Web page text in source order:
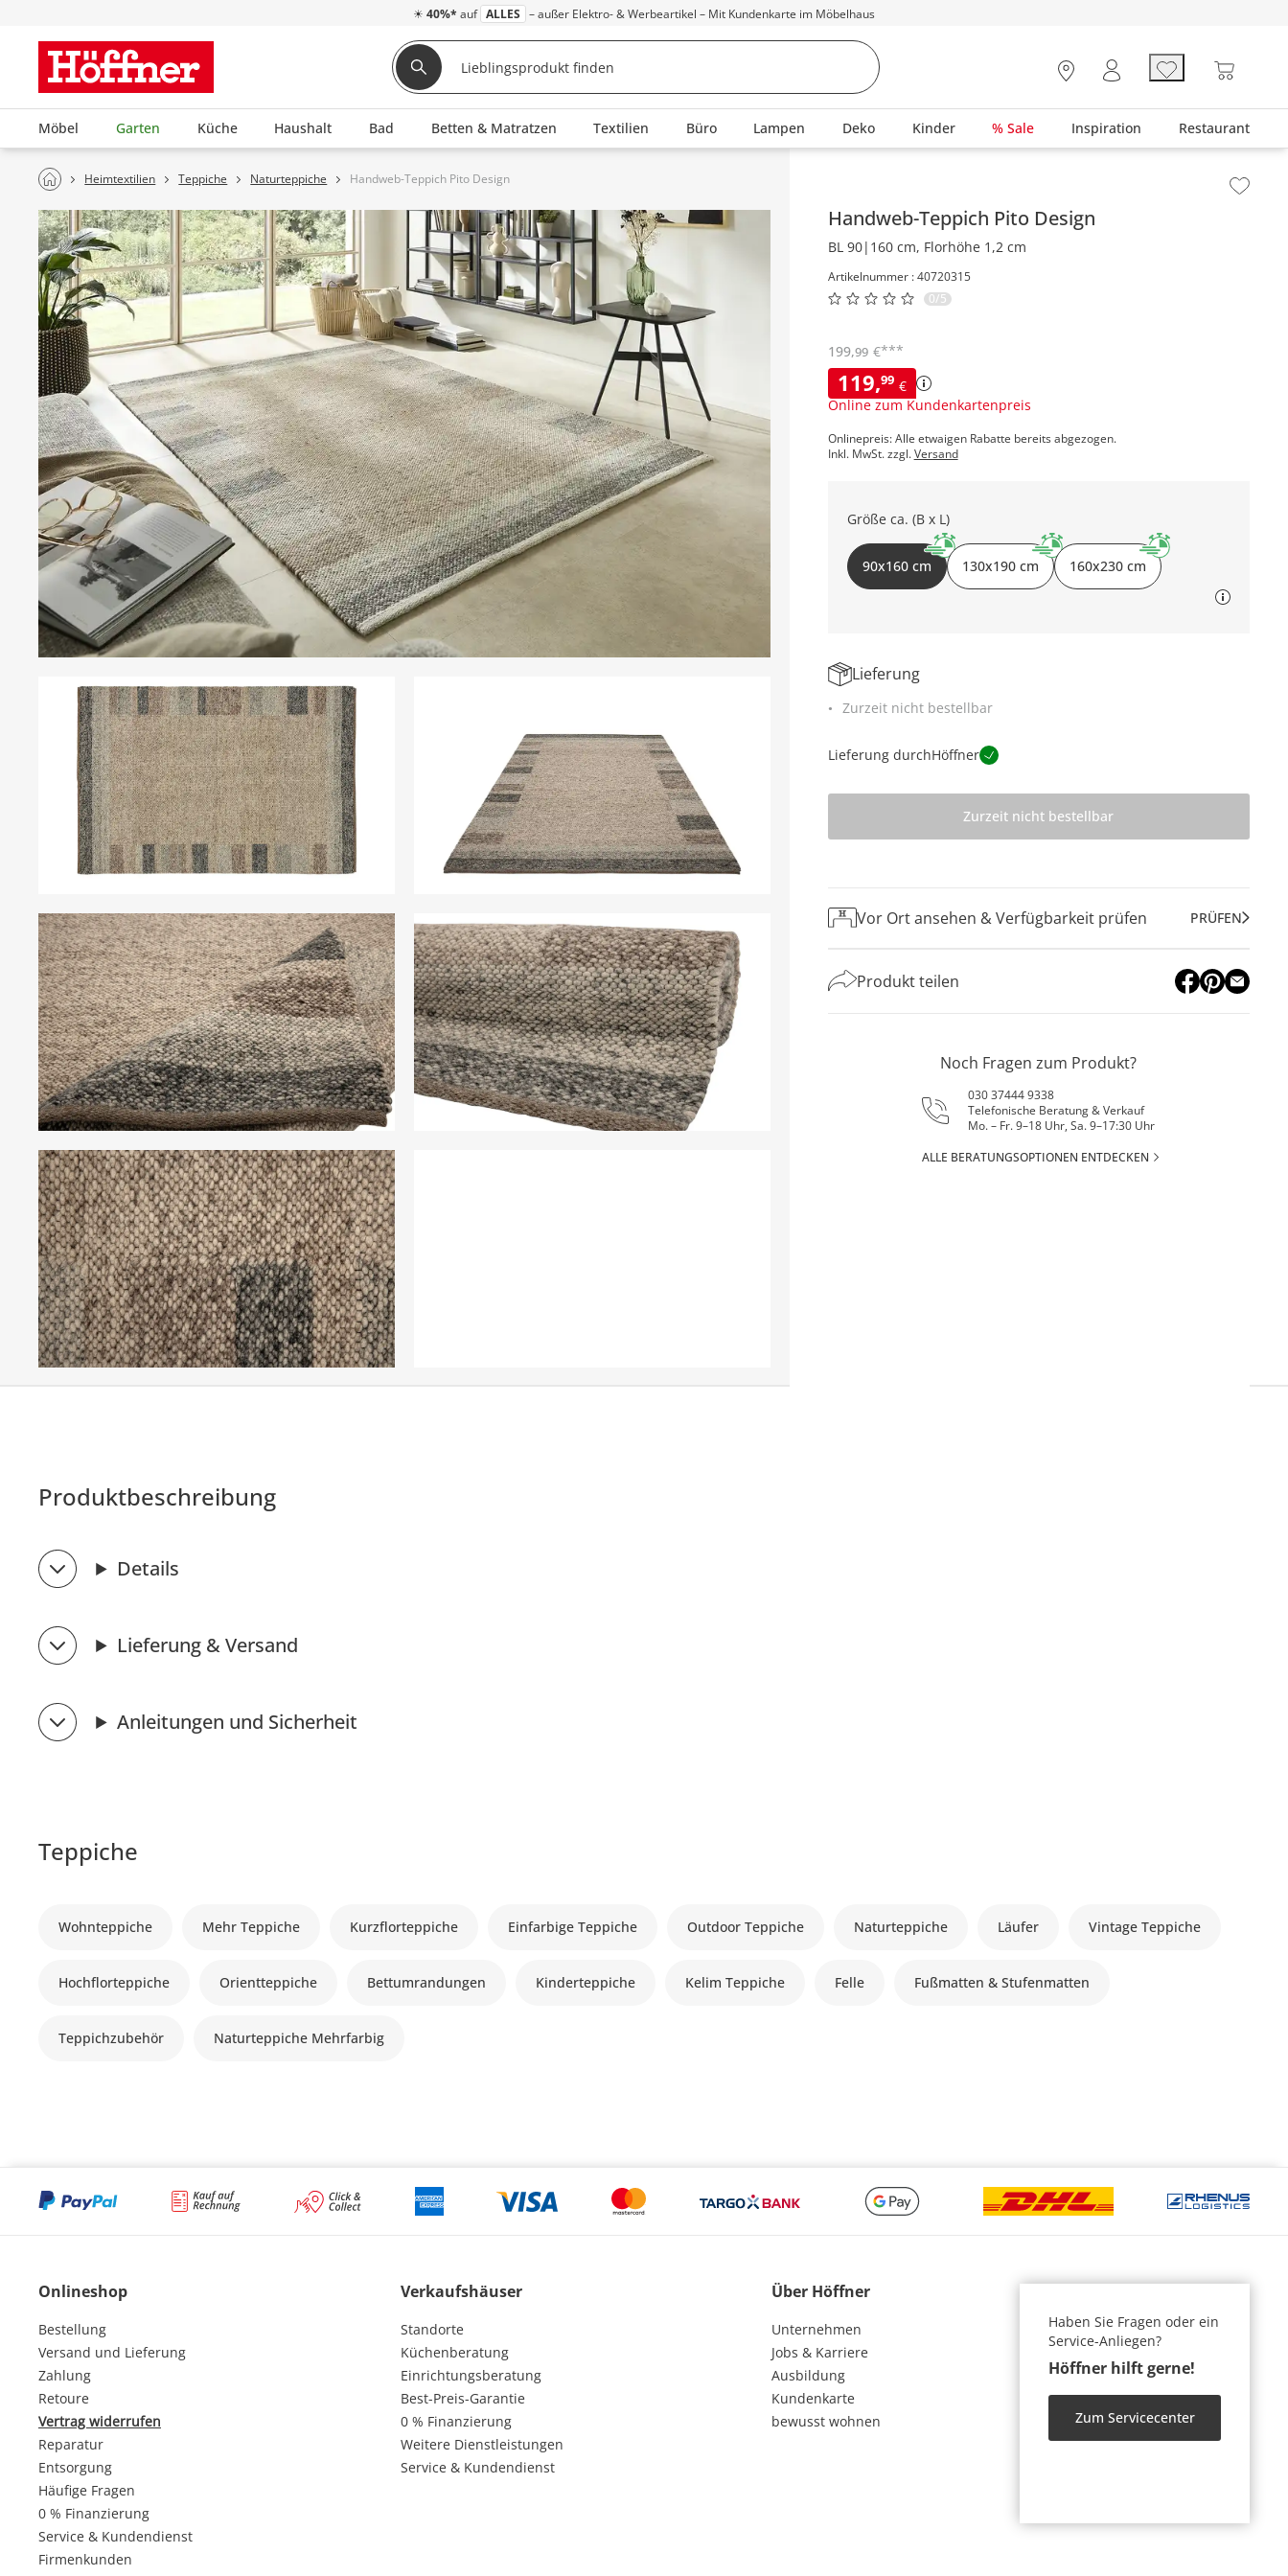
☀ 40%* auf ALLES – außer Elektro- & Werbeartikel – Mit Kundenkarte im Möbelhaus
Möbel Garten Küche Haushalt Bad Betten & Matratzen Textilien Büro Lampen Deko Kinder % Sale Inspiration Restaurant
Heimtextilien Teppiche Naturteppiche Handweb-Teppich Pito Design
Handweb-Teppich Pito Design
BL 90|160 cm, Florhöhe 1,2 cm
Artikelnummer : 40720315
0/5
119,99 €
Online zum Kundenkartenpreis
199,99 €***
Onlinepreis: Alle etwaigen Rabatte bereits abgezogen.
Inkl. MwSt. zzgl.Versand
Größe ca. (B x L)
90x160 cm 130x190 cm 160x230 cm
Lieferung
Zurzeit nicht bestellbar
Lieferung durchHöffner
Zurzeit nicht bestellbar
Vor Ort ansehen & Verfügbarkeit prüfen PRÜFEN
Produkt teilen
Noch Fragen zum Produkt?
030 37444 9338
Telefonische Beratung & Verkauf
Mo. – Fr. 9–18 Uhr, Sa. 9–17:30 Uhr
ALLE BERATUNGSOPTIONEN ENTDECKEN
Produktbeschreibung
Details
Lieferung & Versand
Anleitungen und Sicherheit
Teppiche
Wohnteppiche Mehr Teppiche Kurzflorteppiche Einfarbige Teppiche Outdoor Teppiche Naturteppiche Läufer Vintage Teppiche
Hochflorteppiche Orientteppiche Bettumrandungen Kinderteppiche Kelim Teppiche Felle Fußmatten & Stufenmatten
Teppichzubehör Naturteppiche Mehrfarbig
Onlineshop
Bestellung
Versand und Lieferung
Zahlung
Retoure
Vertrag widerrufen
Reparatur
Entsorgung
Häufige Fragen
0 % Finanzierung
Service & Kundendienst
Firmenkunden
Verkaufshäuser
Standorte
Küchenberatung
Einrichtungsberatung
Best-Preis-Garantie
0 % Finanzierung
Weitere Dienstleistungen
Service & Kundendienst
Über Höffner
Unternehmen
Jobs & Karriere
Ausbildung
Kundenkarte
bewusst wohnen
Haben Sie Fragen oder ein
Service-Anliegen?
Höffner hilft gerne!
Zum Servicecenter